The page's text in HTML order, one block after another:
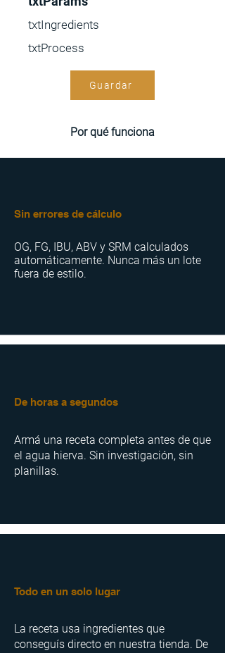
txtIngredients
txtProcess
Guardar
Por qué funciona
Sin errores de cálculo
OG, FG, IBU, ABV y SRM calculados
automáticamente. Nunca más un lote
fuera de estilo.
De horas a segundos
Armá una receta completa antes de que
el agua hierva. Sin investigación, sin
planillas.
Todo en un solo lugar
La receta usa ingredientes que
conseguís directo en nuestra tienda. De